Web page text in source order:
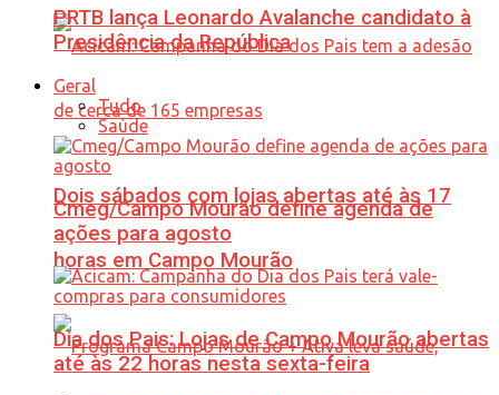
Dois sábados com lojas abertas até às 17
horas em Campo Mourão
PRTB lança Leonardo Avalanche candidato à
Presidência da República
Geral
Tudo
Saúde
Cmeg/Campo Mourão define agenda de
ações para agosto
Dia dos Pais: Lojas de Campo Mourão abertas
até às 22 horas nesta sexta-feira